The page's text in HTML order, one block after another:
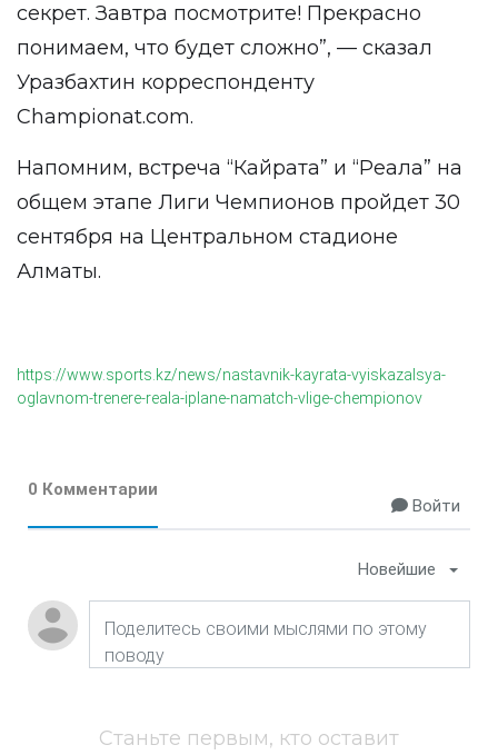
секрет. Завтра посмотрите! Прекрасно
понимаем, что будет сложно”, — сказал
Уразбахтин корреспонденту
Championat.com.
Напомним, встреча “Кайрата” и “Реала” на
общем этапе Лиги Чемпионов пройдет 30
сентября на Центральном стадионе
Алматы.
https://www.sports.kz/news/nastavnik-kayrata-vyiskazalsya-
oglavnom-trenere-reala-iplane-namatch-vlige-chempionov
0 Комментарии
Войти
Новейшие
Станьте первым, кто оставит